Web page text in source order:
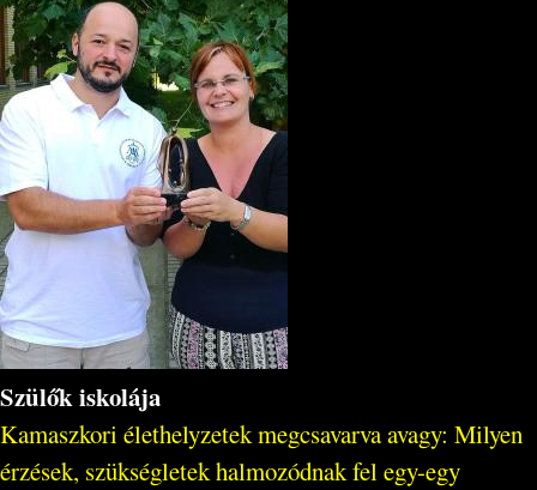
Szülők iskolája
Kamaszkori élethelyzetek megcsavarva avagy: Milyen
érzések, szükségletek halmozódnak fel egy-egy